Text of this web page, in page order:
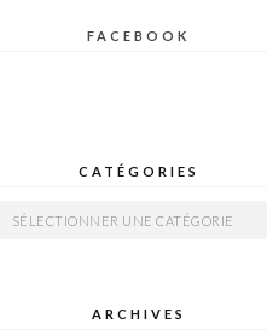
FACEBOOK
CATÉGORIES
Catégories
ARCHIVES